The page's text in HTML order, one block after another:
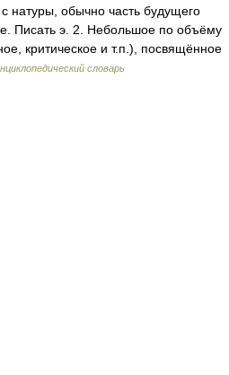
натуры, обычно часть будущего
Писать э. 2. Небольшое по объёму
критическое и т.п.), посвящённое
словарь